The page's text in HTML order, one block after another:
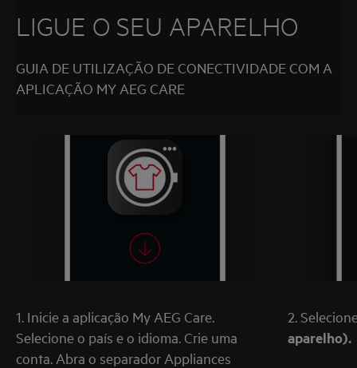
LIGUE O SEU APARELHO
GUIA DE UTILIZAÇÃO DE CONECTIVIDADE COM A
APLICAÇÃO MY AEG CARE
1. Inicie a aplicação My AEG Care.
Selecione o país e o idioma. Crie uma
conta. Abra o separador Appliances
2.
aparelho).